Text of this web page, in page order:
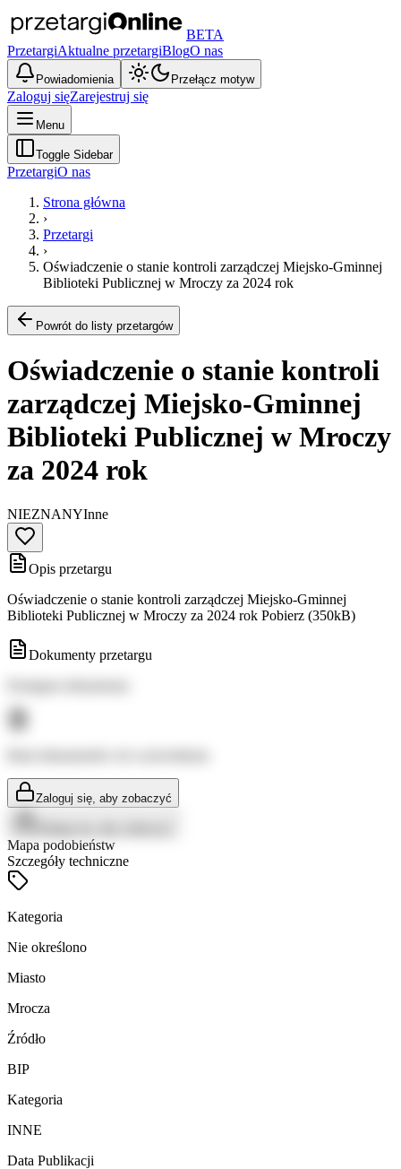
BETA
PrzetargiAktualne przetargiBlogO nas
Powiadomienia Przełącz motyw
Zaloguj sięZarejestruj się
Menu
Toggle Sidebar
PrzetargiO nas
Strona główna
›
Przetargi
›
Oświadczenie o stanie kontroli zarządczej Miejsko-Gminnej
Biblioteki Publicznej w Mroczy za 2024 rok
Powrót do listy przetargów
Oświadczenie o stanie kontroli
zarządczej Miejsko-Gminnej
Biblioteki Publicznej w Mroczy
za 2024 rok
NIEZNANYInne
Opis przetargu
Oświadczenie o stanie kontroli zarządczej Miejsko-Gminnej
Biblioteki Publicznej w Mroczy za 2024 rok Pobierz (350kB)
Dokumenty przetargu
Zaloguj się, aby zobaczyć
Mapa podobieństw
Szczegóły techniczne
Kategoria
Nie określono
Miasto
Mrocza
Źródło
BIP
Kategoria
INNE
Data Publikacji